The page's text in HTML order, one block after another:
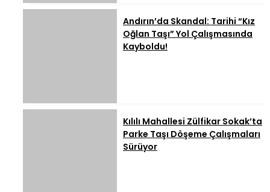
Andırın’da Skandal: Tarihi “Kız
Oğlan Taşı” Yol Çalışmasında
Kayboldu!
Kılılı Mahallesi Zülfikar Sokak’ta
Parke Taşı Döşeme Çalışmaları
Sürüyor